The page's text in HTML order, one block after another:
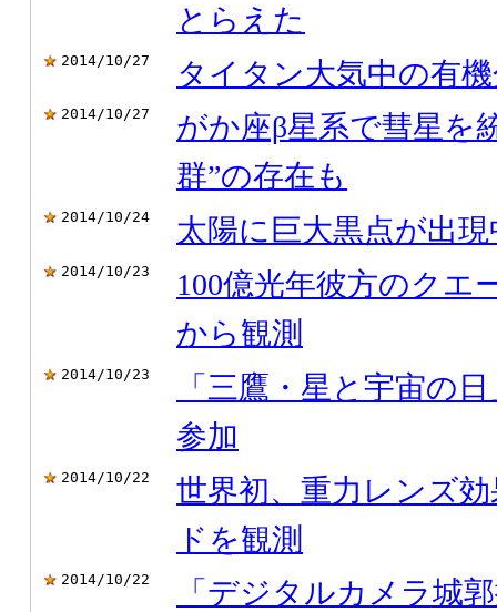
とらえた
2014/10/27 タイタン大気中の有
2014/10/27
がか座β星系で彗星
群”の存在も
2014/10/24 太陽に巨大黒点が出現
2014/10/23
100億光年彼方のクエ
から観測
2014/10/23
「三鷹・星と宇宙の
参加
2014/10/22
世界初、重力レンズ
ドを観測
2014/10/22
「デジタルカメラ城